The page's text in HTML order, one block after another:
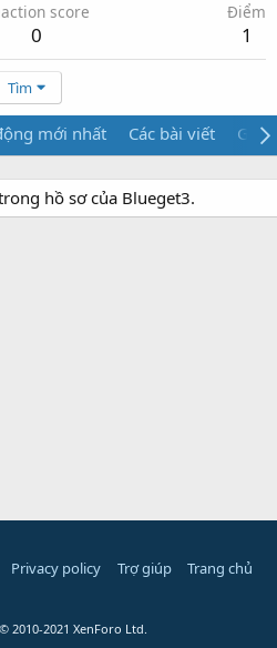
score
0
Điểm
1
Tìm
mới nhất Các bài viết Giới
hồ sơ của Blueget3.
Privacy policy Trợ giúp Trang chủ
© 2010-2021 XenForo Ltd.